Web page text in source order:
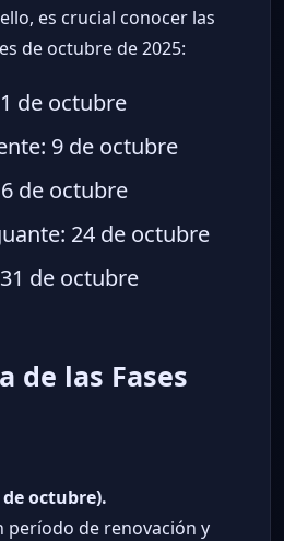
es crucial conocer las
de octubre de 2025:
de octubre
9 de octubre
de octubre
24 de octubre
de octubre
de las Fases
octubre).
período de renovación y